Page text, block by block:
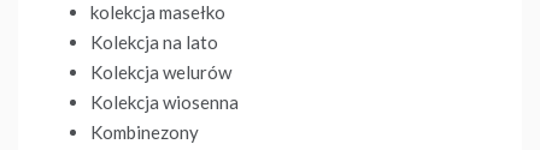
kolekcja masełko
Kolekcja na lato
Kolekcja welurów
Kolekcja wiosenna
Kombinezony